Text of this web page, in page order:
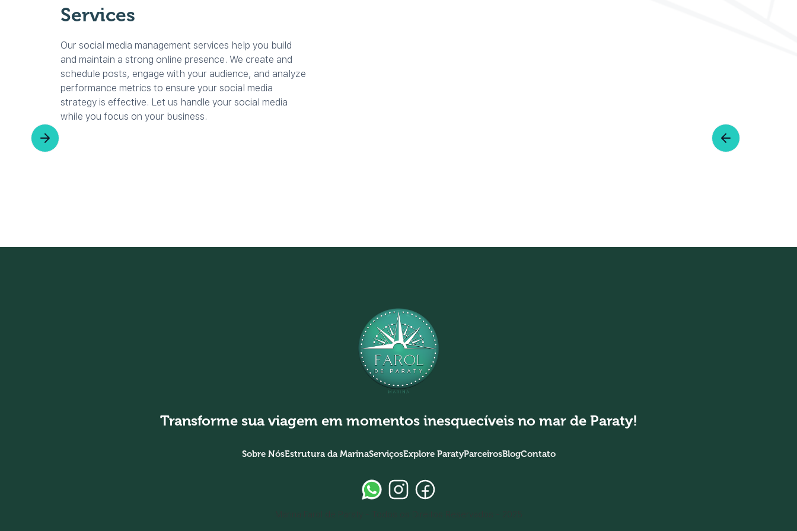
Services
Our social media management services help you build
and maintain a strong online presence. We create and
schedule posts, engage with your audience, and analyze
performance metrics to ensure your social media
strategy is effective. Let us handle your social media
while you focus on your business.
Transforme sua viagem em momentos inesquecíveis no mar de Paraty!
Sobre NósEstrutura da MarinaServiçosExplore ParatyParceirosBlogContato